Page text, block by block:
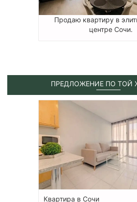
Продаю квартиру в
центре Сочи.
ПРЕДЛОЖЕНИЕ ПО ТОЙ
Квартира в Сочи